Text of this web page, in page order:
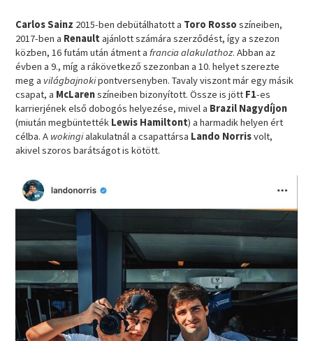
Carlos Sainz 2015-ben debütálhatott a Toro Rosso színeiben,
2017-ben a Renault ajánlott számára szerződést, így a szezon
közben, 16 futám után átment afrancia alakulathoz. Abban az
évben a 9., míg a rákövetkező szezonban a 10. helyet szerezte
meg a világbajnokipontversenyben. Tavaly viszont már egy másik
csapat, a McLarenszíneiben bizonyított. Össze is jött F1-es
karrierjének első dobogós helyezése, mivel a Brazil Nagydíjon
(miután megbüntették Lewis Hamiltont) a harmadik helyen ért
célba. A wokingialakulatnál a csapattársa Lando Norrisvolt,
akivel szoros barátságot is kötött.